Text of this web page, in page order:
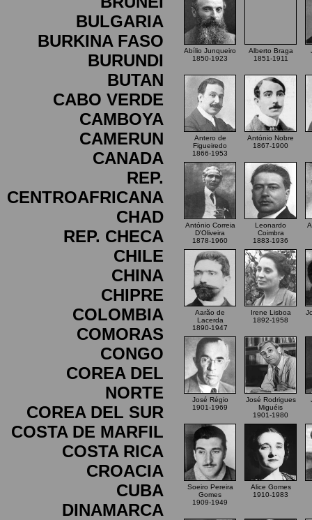
BULGARIA
BURKINA FASO
BURUNDI
BUTAN
CABO VERDE
CAMBOYA
CAMERUN
CANADA
REP.
CENTROAFRICANA
CHAD
REP. CHECA
CHILE
CHINA
CHIPRE
COLOMBIA
COMORAS
CONGO
COREA DEL
NORTE
COREA DEL SUR
COSTA DE MARFIL
COSTA RICA
CROACIA
CUBA
DINAMARCA
Abílio Junqueiro
1850-1923
Alberto Braga
1851-1911
Antero de
Figueiredo
1866-1953
António Nobre
1867-1900
António Correia
D'Oliveira
1878-1960
Leonardo
Coimbra
1883-1936
Aarão de
Lacerda
1890-1947
Irene Lisboa
1892-1958
José Régio
1901-1969
José Rodrigues
Miguéis
1901-1980
Soeiro Pereira
Gomes
1909-1949
Alice Gomes
1910-1983